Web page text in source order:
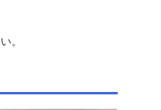
。